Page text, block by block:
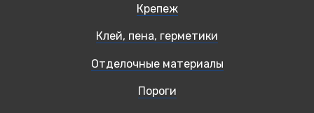
Крепеж
Клей, пена, герметики
Отделочные материалы
Пороги